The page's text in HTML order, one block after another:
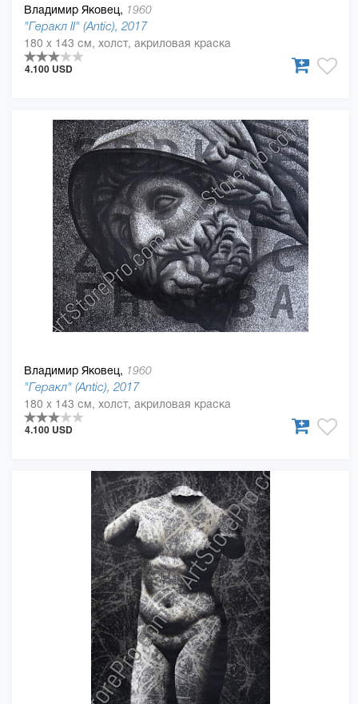
Владимир Яковец, 1960
"Геракл II" (Antic), 2017
180 x 143 см, холст, акриловая краска
4.100 USD
Владимир Яковец, 1960
"Геракл" (Antic), 2017
180 x 143 см, холст, акриловая краска
4.100 USD